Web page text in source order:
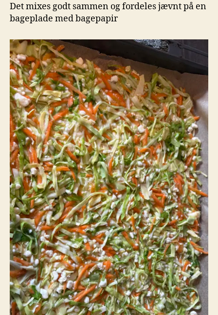
Det mixes godt sammen og fordeles jævnt på en
bageplade med bagepapir